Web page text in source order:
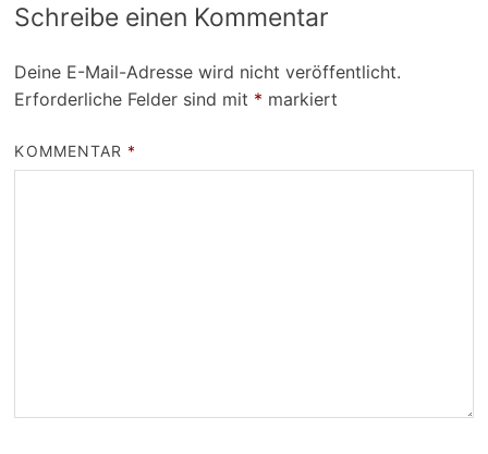
Schreibe einen Kommentar
Deine E-Mail-Adresse wird nicht veröffentlicht.
Erforderliche Felder sind mit * markiert
KOMMENTAR *